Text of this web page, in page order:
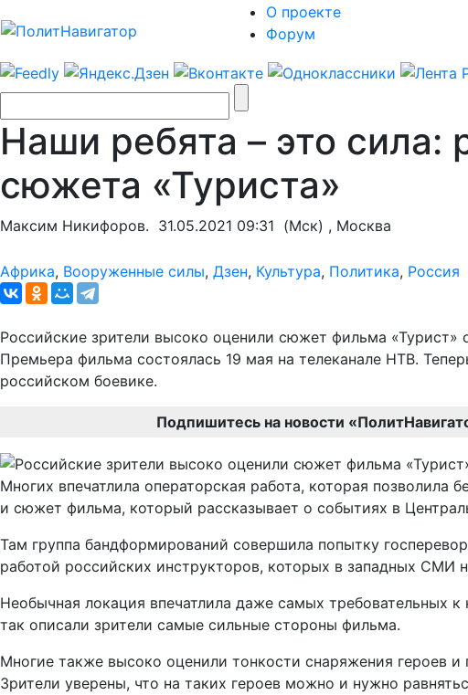
О проекте
Форум
Наши ребята – это сила:
сюжета «Туриста»
Максим Никифоров. 31.05.2021 09:31 (Мск) , Москва
Африка, Вооруженные силы, Дзен, Культура, Политика, Россия
Российские зрители высоко оценили сюжет фильма
Премьера фильма состоялась 19 мая на телеканале НТВ.
российском боевике.
Подпишитесь на новости
Многих впечатлила операторская работа, которая
и сюжет фильма, который рассказывает о событиях в
Там группа бандформирований совершила попытку
работой российских инструкторов, которых в западных СМИ
Необычная локация впечатлила даже самых требовательных
так описали зрители самые сильные стороны фильма.
Многие также высоко оценили тонкости снаряжения героев
Зрители уверены, что на таких героев можно и нужно